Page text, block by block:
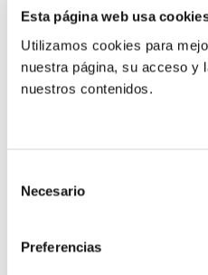
Esta página web usa
Utilizamos cookies para
nuestra página, su acceso y
nuestros contenidos.
Necesario
Preferencias
En este contexto,
congregaciones
fundamental en la